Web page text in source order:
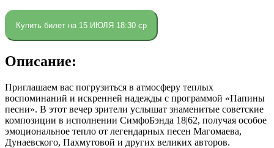
Купить билет на 15 ИЮЛЯ 18:30 ср
Описание:
Приглашаем вас погрузиться в атмосферу теплых
воспоминаний и искренней надежды с программой «Папины
песни». В этот вечер зрители услышат знаменитые советские
композиции в исполнении СимфоБэнда 18|62, получая особое
эмоциональное тепло от легендарных песен Магомаева,
Дунаевского, Пахмутовой и других великих авторов.